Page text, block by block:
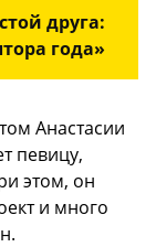
друга:
года»
Анастасии
певицу,
этом, он
и много